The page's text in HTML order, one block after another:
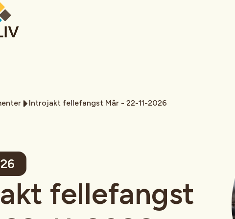
Introjakt fellefangst Mår - 22-11-2026
fellefangst